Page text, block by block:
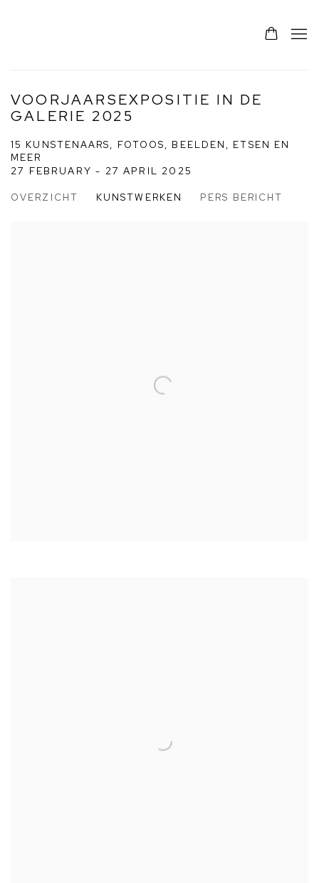
VOORJAARSEXPOSITIE IN DE
GALERIE 2025
15 KUNSTENAARS, FOTOOS, BEELDEN, ETSEN EN
MEER
27 FEBRUARY - 27 APRIL 2025
OVERZICHT KUNSTWERKEN PERS BERICHT